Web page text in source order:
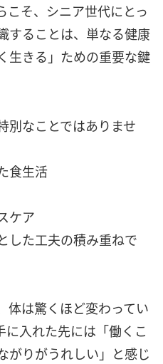
こそ、シニア世代にとっ
することは、単なる健康
生きる」ための重要な鍵
別なことではありませ
食生活
ケア
した工夫の積み重ねで
体は驚くほど変わってい
に入れた先には「働くこ
がりがうれしい」と感じ